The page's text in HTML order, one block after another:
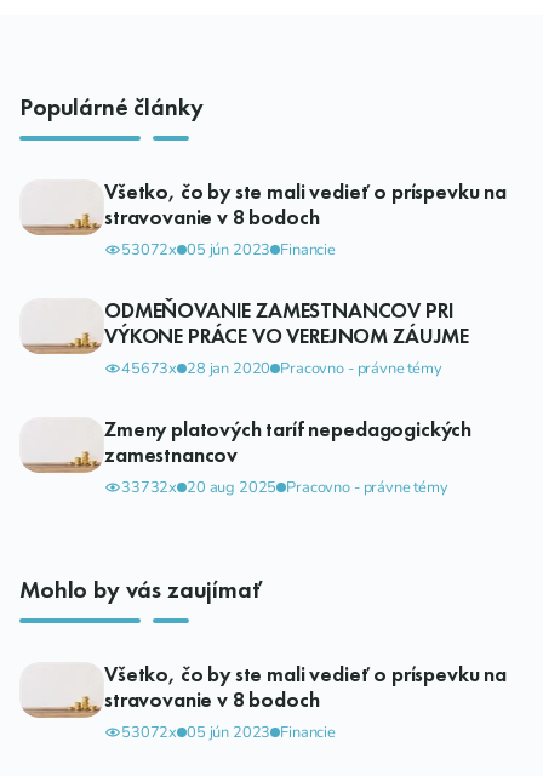
Populárné články
Všetko, čo by ste mali vedieť o príspevku na
stravovanie v 8 bodoch
53072x 05 jún 2023 Financie
ODMEŇOVANIE ZAMESTNANCOV PRI
VÝKONE PRÁCE VO VEREJNOM ZÁUJME
45673x 28 jan 2020 Pracovno - právne témy
Zmeny platových taríf nepedagogických
zamestnancov
33732x 20 aug 2025 Pracovno - právne témy
Mohlo by vás zaujímať
Všetko, čo by ste mali vedieť o príspevku na
stravovanie v 8 bodoch
53072x 05 jún 2023 Financie